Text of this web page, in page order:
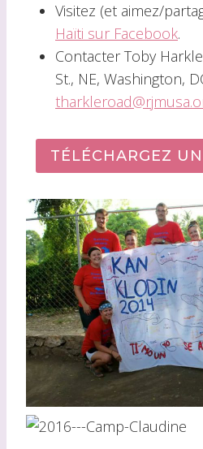
Visitez (et aimez/
Haïti sur Facebook.
Contacter Toby
St., NE, Washington,
TÉLÉCHARGEZ